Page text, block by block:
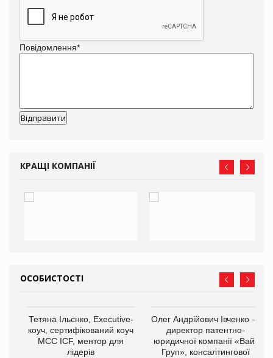
Повідомлення*
КРАЩІ КОМПАНІЇ
ОСОБИСТОСТІ
Тетяна Ільєнко, Executive-
коуч, сертифікований коуч
МСС ICF, ментор для
лідерів
Олег Андрійович Івченко —
директор патентно-
юридичної компанії «Вайз
Груп», консалтингової